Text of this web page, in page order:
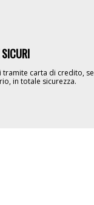
tramite carta di credito,
in totale sicurezza.